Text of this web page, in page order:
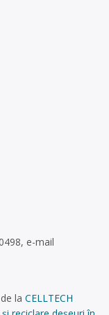
e-mail
la CELLTECH